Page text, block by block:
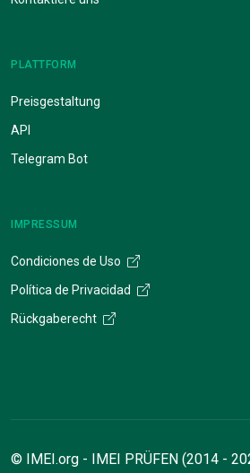
PLATTFORM
Preisgestaltung
API
Telegram Bot
IMPRESSUM
Condiciones de Uso
Política de Privacidad
Rückgaberecht
© IMEI.org - IMEI PRÜFEN (2014 -